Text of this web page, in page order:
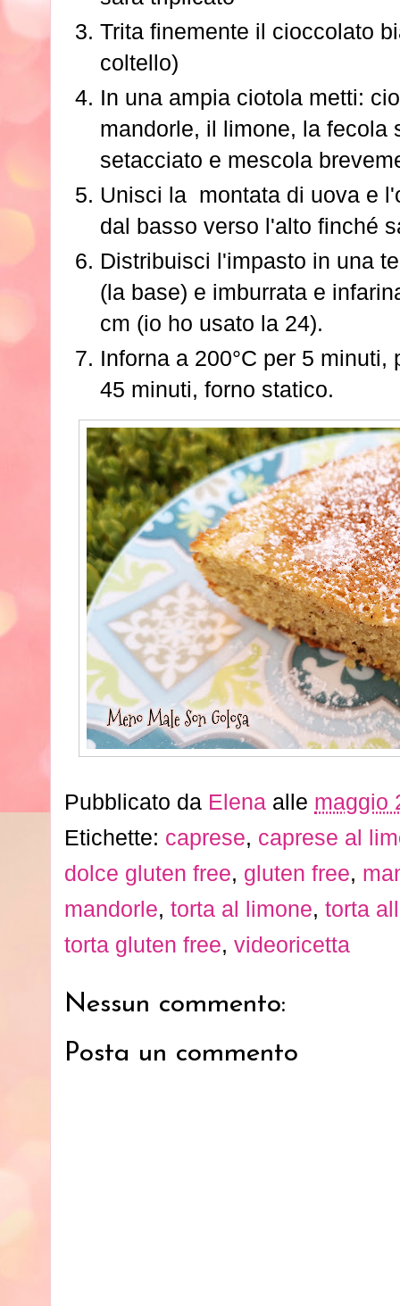
Trita finemente il cioccolato
coltello)
In una ampia ciotola metti:
mandorle, il limone, la fecola
setacciato e mescola
Unisci la montata di uova e
dal basso verso l'alto finché
Distribuisci l'impasto in una
(la base) e imburrata e
cm (io ho usato la 24).
Inforna a 200°C per 5 minuti,
45 minuti, forno statico.
Pubblicato da Elena alle maggio
Etichette: caprese, caprese al
dolce gluten free, gluten free,
mandorle, torta al limone, torta
torta gluten free, videoricetta
Nessun commento:
Posta un commento